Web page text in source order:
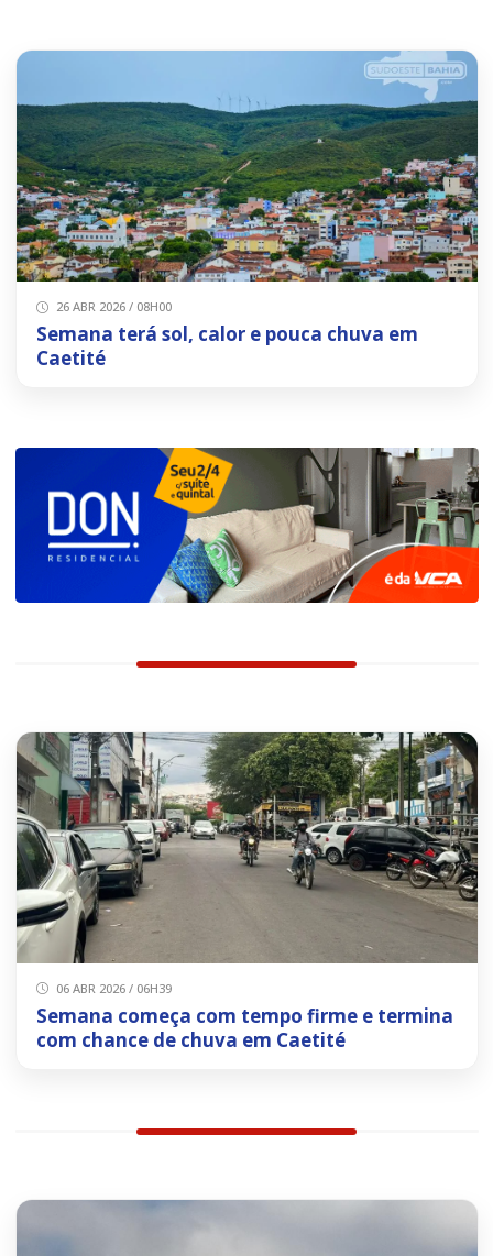
26 ABR 2026 / 08H00
Semana terá sol, calor e pouca chuva em
Caetité
06 ABR 2026 / 06H39
Semana começa com tempo firme e termina
com chance de chuva em Caetité